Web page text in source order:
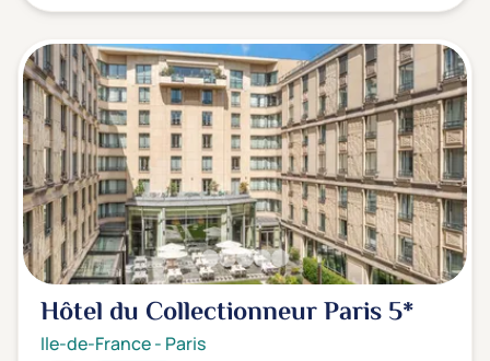
Hôtel du Collectionneur Paris5*
Ile-de-France- Paris